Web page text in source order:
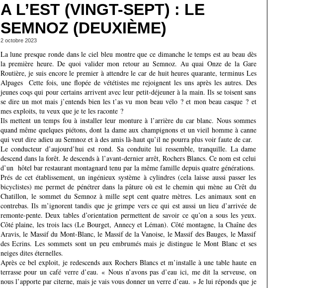
A L’EST (VINGT-SEPT) : LE
SEMNOZ (DEUXIÈME)
2 octobre 2023
La lune presque ronde dans le ciel bleu montre que ce dimanche le temps est au beau dès
la première heure. De quoi valider mon retour au Semnoz. Au quai Onze de la Gare
Routière, je suis encore le premier à attendre le car de huit heures quarante, terminus Les
Alpages Cette fois, une flopée de vététistes me rejoignent les uns après les autres. Des
jeunes coqs qui pour certains arrivent avec leur petit-déjeuner à la main. Ils se toisent sans
se dire un mot mais j’entends bien les t’as vu mon beau vélo ? et mon beau casque ? et
mes exploits, tu veux que je te les raconte ?
Ils mettent un temps fou à installer leur monture à l’arrière du car blanc. Nous sommes
quand même quelques piétons, dont la dame aux champignons et un vieil homme à canne
qui veut dire adieu au Semnoz et à des amis là-haut qu’il ne pourra plus voir faute de car.
Le conducteur d’aujourd’hui est rond. Sa conduite lui ressemble, tranquille. La dame
descend dans la forêt. Je descends à l’avant-dernier arrêt, Rochers Blancs. Ce nom est celui
d’un hôtel bar restaurant montagnard tenu par la même famille depuis quatre générations.
Prés de cet établissement, un ingénieux système à cylindres (cela laisse aussi passer les
bicyclistes) me permet de pénétrer dans la pâture où est le chemin qui mène au Crêt du
Chatillon, le sommet du Semnoz à mille sept cent quatre mètres. Les animaux sont en
contrebas. Ils m’ignorent tandis que je grimpe vers ce qui est aussi un lieu d’arrivée de
remonte-pente. Deux tables d’orientation permettent de savoir ce qu’on a sous les yeux.
Côté plaine, les trois lacs (Le Bourget, Annecy et Léman). Côté montagne, la Chaîne des
Aravis, le Massif du Mont-Blanc, le Massif de la Vanoise, le Massif des Bauges, le Massif
des Ecrins. Les sommets sont un peu embrumés mais je distingue le Mont Blanc et ses
neiges dites éternelles.
Après ce bel exploit, je redescends aux Rochers Blancs et m’installe à une table haute en
terrasse pour un café verre d’eau. « Nous n’avons pas d’eau ici, me dit la serveuse, on
nous l’apporte par citerne, mais je vais vous donner un verre d’eau. » Je lui réponds que je